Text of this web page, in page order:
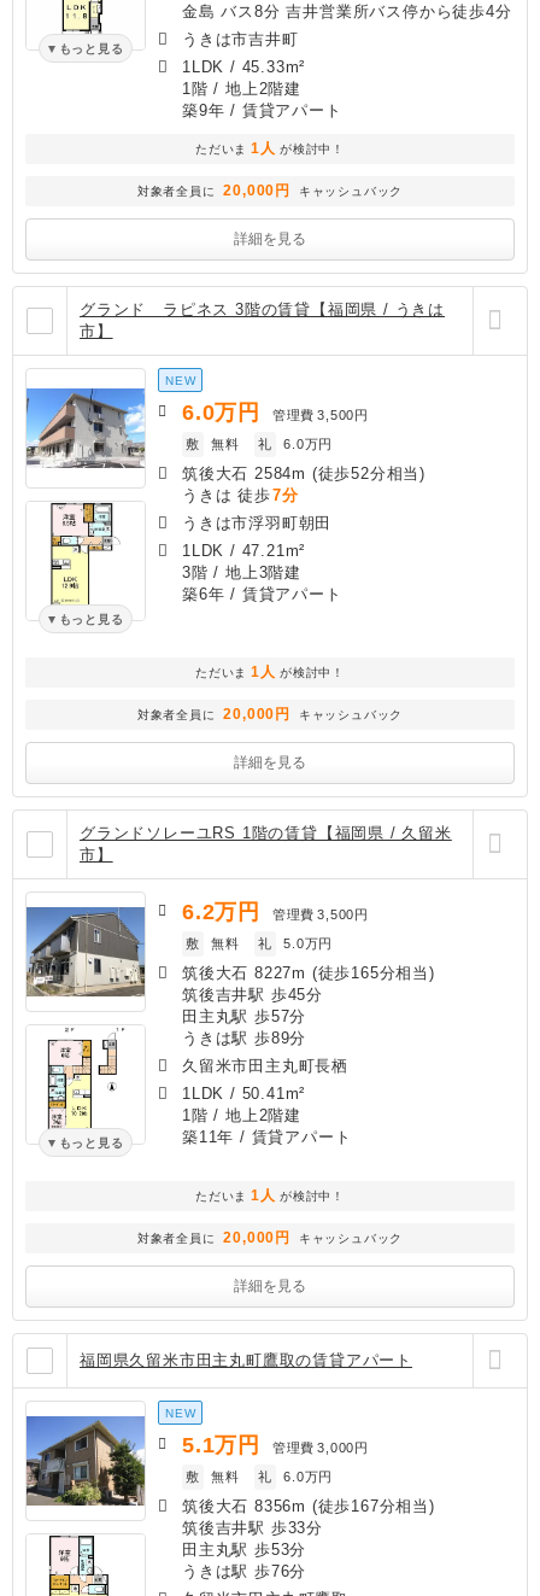
もっと見る
金島 バス8分 吉井営業所バス停から徒歩4分
うきは市吉井町
1LDK / 45.33m²
1階 / 地上2階建
築9年 / 賃貸アパート
ただいま 1人 が検討中！
対象者全員に 20,000円 キャッシュバック
詳細を見る
グランド ラピネス 3階の賃貸【福岡県 / うきは
市】
もっと見る
NEW
6.0万円 管理費 3,500円
敷
無料 礼 6.0万円
筑後大石 2584m (徒歩52分相当)
うきは 徒歩7分
うきは市浮羽町朝田
1LDK / 47.21m²
3階 / 地上3階建
築6年 / 賃貸アパート
ただいま 1人 が検討中！
対象者全員に 20,000円 キャッシュバック
詳細を見る
グランドソレーユRS 1階の賃貸【福岡県 / 久留米
市】
もっと見る
6.2万円 管理費 3,500円
敷
無料 礼 5.0万円
筑後大石 8227m (徒歩165分相当)
筑後吉井駅 歩45分
田主丸駅 歩57分
うきは駅 歩89分
久留米市田主丸町長栖
1LDK / 50.41m²
1階 / 地上2階建
築11年 / 賃貸アパート
ただいま 1人 が検討中！
対象者全員に 20,000円 キャッシュバック
詳細を見る
福岡県久留米市田主丸町鷹取の賃貸アパート
NEW
5.1万円 管理費 3,000円
敷
無料 礼 6.0万円
筑後大石 8356m (徒歩167分相当)
筑後吉井駅 歩33分
田主丸駅 歩53分
うきは駅 歩76分